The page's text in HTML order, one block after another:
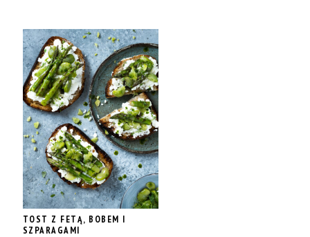
TOST Z FETĄ, BOBEM I
SZPARAGAMI